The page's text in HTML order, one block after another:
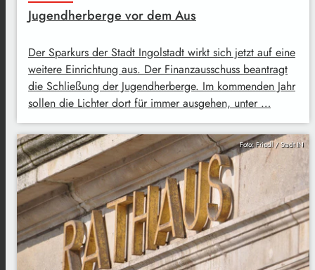
Jugendherberge vor dem Aus
Der Sparkurs der Stadt Ingolstadt wirkt sich jetzt auf eine
weitere Einrichtung aus. Der Finanzausschuss beantragt
die Schließung der Jugendherberge. Im kommenden Jahr
sollen die Lichter dort für immer ausgehen, unter …
Foto: Friedl / Stadt IN